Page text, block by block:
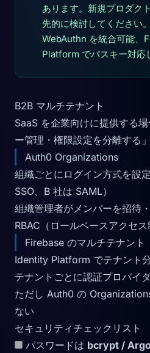
あります。新規プロダク
先的に検討してください
WebAuthn を統合可能、
Platform でパスキー対応
B2B マルチテナント
SaaS を企業向けに提供する
ー管理・権限設定を分離する
Auth0 Organizations
組織ごとにログイン方式を設
SSO、B 社は SAML）
組織管理者がメンバーを招待
RBAC（ロールベースアクセ
Firebase のマルチテナント
Identity Platform でテナント
テナントごとに認証プロバイ
ただし Auth0 の
ない
セキュリティチェックリスト
パスワードは bcrypt /